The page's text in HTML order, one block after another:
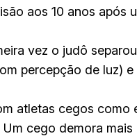
aos 10 anos após
vez o judô
percepção de luz)
atletas cegos
cego demora